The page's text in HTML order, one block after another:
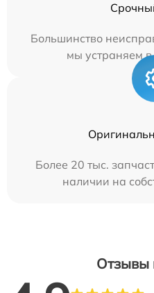
Большинство
мы устраняем в
Более 20 тыс.
наличии на
Отзывы